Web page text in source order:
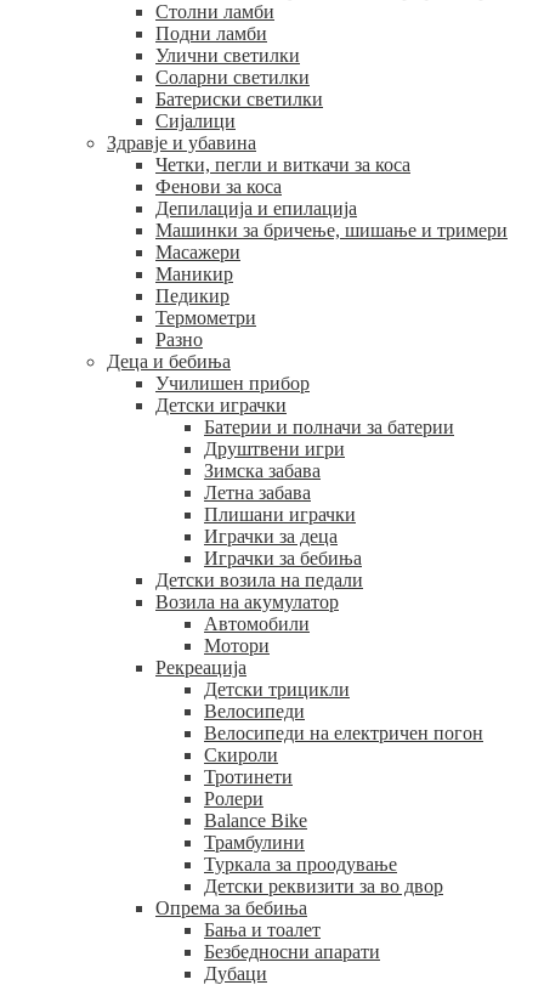
Столни ламби
Подни ламби
Улични светилки
Соларни светилки
Батериски светилки
Сијалици
Здравје и убавина
Четки, пегли и виткачи за коса
Фенови за коса
Депилација и епилација
Машинки за бричење, шишање и тримери
Масажери
Маникир
Педикир
Термометри
Разно
Деца и бебиња
Училишен прибор
Детски играчки
Батерии и полначи за батерии
Друштвени игри
Зимска забава
Летна забава
Плишани играчки
Играчки за деца
Играчки за бебиња
Детски возила на педали
Возила на акумулатор
Автомобили
Мотори
Рекреација
Детски трицикли
Велосипеди
Велосипеди на електричен погон
Скироли
Тротинети
Ролери
Balance Bike
Трамбулини
Туркала за проодување
Детски реквизити за во двор
Опрема за бебиња
Бања и тоалет
Безбедносни апарати
Дубаци